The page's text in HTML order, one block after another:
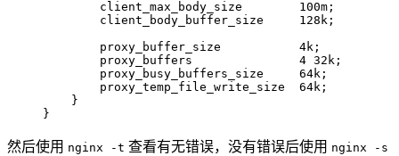
        client_max_body_size        100m;
        client_body_buffer_size     128k;
        proxy_buffer_size           4k;
        proxy_buffers               4 32k;
        proxy_busy_buffers_size     64k;
        proxy_temp_file_write_size  64k;
    }
}
然后使用 nginx -t 查看有无错误，没有错误后使用 nginx -s